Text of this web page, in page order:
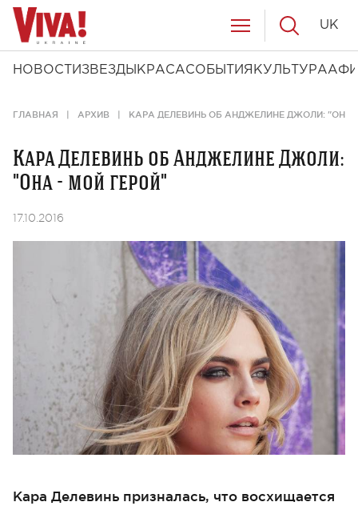
НОВОСТИ ЗВЕЗДЫ КРАСАСОБЫТИЯ КУЛЬТУРА
UK
ГЛАВНАЯ АРХИВ КАРА ДЕЛЕВИНЬ ОБ АНДЖЕЛИНЕ ДЖОЛИ: "ОНА
Кара Делевинь об Анджелине Джоли:
"Она - мой герой"
17.10.2016
Кара Делевинь призналась, что восхищается